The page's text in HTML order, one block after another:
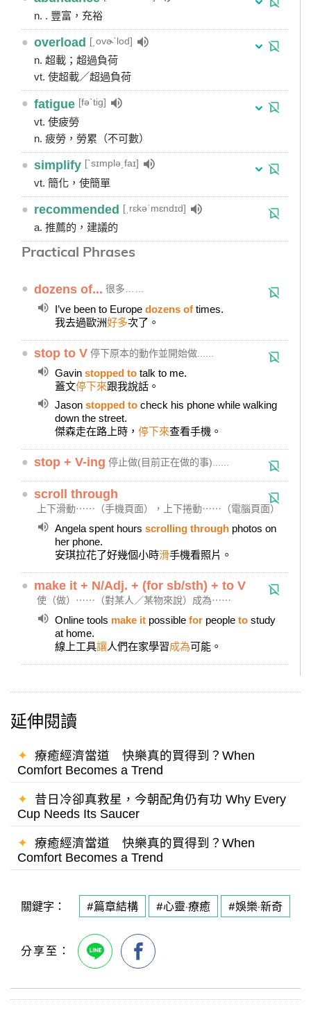
n. . 豐富，充裕
● overload [͵ovɚˋlod]
n. 超載；超過負荷
vt. 使超載／超過負荷
● fatigue [fəˋtig]
vt. 使疲勞
n. 疲勞，勞累（不可數）
● simplify [ˋsɪmplə͵faɪ]
vt. 簡化，使簡單
● recommended [ˌrɛkəˈmɛndɪd]
a. 推薦的，建議的
Practical Phrases
● dozens of... 很多……
I’ve been to Europe dozens of times.
我去過歐洲好多次了。
● stop to V 停下原本的動作並開始做......
Gavin stopped to talk to me.
蓋文停下來跟我說話。
Jason stopped to check his phone while walking
down the street.
傑森走在路上時， 停下來查看手機。
● stop + V-ing 停止做(目前正在做的事)......
● scroll through
上下滑動⋯⋯（手機頁面），上下捲動⋯⋯（電腦頁面）
Angela spent hours scrolling through photos on
her phone.
安琪拉花了好幾個小時滑手機看照片。
● make it + N/Adj. + (for sb/sth) + to V
使（做）⋯⋯（對某人／某物來說）成為⋯⋯
Online tools make it possible for people to study
at home.
線上工具讓人們在家學習成為可能。
延伸閱讀
✦ 療癒經濟當道 快樂真的買得到？When
Comfort Becomes a Trend
✦ 昔日冷卻真救星，今朝配角仍有功 Why Every
Cup Needs Its Saucer
✦ 療癒經濟當道 快樂真的買得到？When
Comfort Becomes a Trend
關鍵字： #篇章結構 #心靈·療癒 #娛樂·新奇